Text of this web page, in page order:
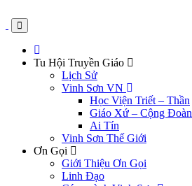
Tu Hội Truyền Giáo
Lịch Sử
Vinh Sơn VN
Học Viện Triết – Thần
Giáo Xứ – Cộng Đoàn
Ai Tín
Vinh Sơn Thế Giới
Ơn Gọi
Giới Thiệu Ơn Gọi
Linh Đạo